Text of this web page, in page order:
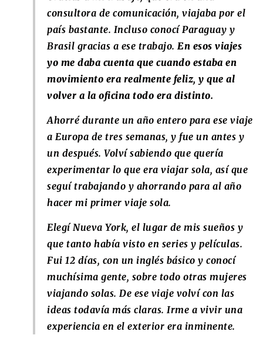
consultora de comunicación, viajaba por el
país bastante. Incluso conocí Paraguay y
Brasil gracias a ese trabajo. En esos viajes
yo me daba cuenta que cuando estaba en
movimiento era realmente feliz, y que al
volver a la oficina todo era distinto.
Ahorré durante un año entero para ese viaje
a Europa de tres semanas, y fue un antes y
un después. Volví sabiendo que quería
experimentar lo que era viajar sola, así que
seguí trabajando y ahorrando para al año
hacer mi primer viaje sola.
Elegí Nueva York, el lugar de mis sueños y
que tanto había visto en series y películas.
Fui 12 días, con un inglés básico y conocí
muchísima gente, sobre todo otras mujeres
viajando solas. De ese viaje volví con las
ideas todavía más claras. Irme a vivir una
experiencia en el exterior era inminente.